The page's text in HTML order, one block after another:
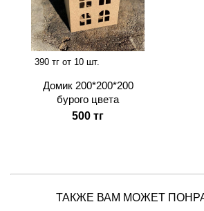
390 тг от 10 шт.
Домик 200*200*200
бурого цвета
500 тг
ТАКЖЕ ВАМ МОЖЕТ